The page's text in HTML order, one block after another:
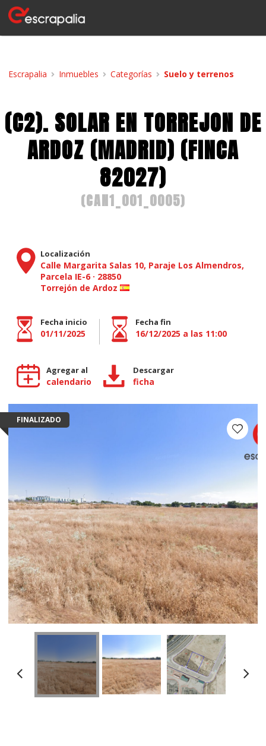
Escrapalia Inmuebles Categorías Suelo y terrenos
(C2). SOLAR EN TORREJON DE
ARDOZ (MADRID) (FINCA
82027)
(CAN1_001_0005)
Localización
Calle Margarita Salas 10, Paraje Los Almendros,
Parcela IE-6 · 28850
Torrejón de Ardoz
Fecha inicio
01/11/2025
Fecha fin
16/12/2025 a las 11:00
Agregar al
calendario
Descargar
ficha
FINALIZADO